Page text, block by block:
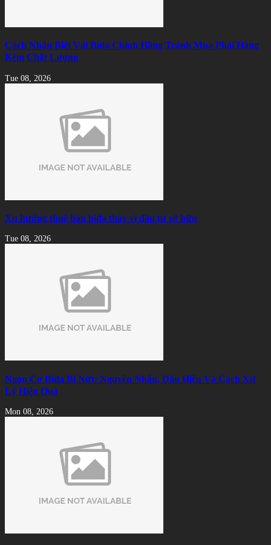
Cách Nhận Biết Vải Bida Chính Hãng Tránh Mua Phải Hàng
Kém Chất Lượng
Tue 08, 2026
Xu hướng thuê bàn bida thay vì đầu tư sở hữu
Tue 08, 2026
Ngọn Cơ Bida Bị Nứt: Nguyên Nhân, Dấu Hiệu Và Cách Xử
Lý Hiệu Quả
Mon 08, 2026